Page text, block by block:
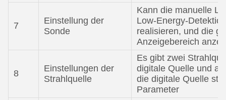
7
Einstellung der
Sonde
Kann die manuelle
Low-Energy-
realisieren, und die
Anzeigebereich
8
Einstellungen der
Strahlquelle
Es gibt zwei
digitale Quelle und
die digitale Quelle
Parameter